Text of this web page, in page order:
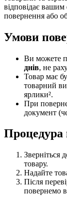
відповідає
повернення або
Умови
Ви можете
днів, не
Товар має
товарний
ярлики².
При
документ
Процедура
Зверніться
товару.
Надайте
Після
повернемо